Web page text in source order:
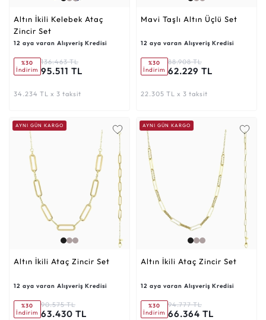
Altın İkili Kelebek Ataç
Zincir Set
12 aya varan Alışveriş Kredisi
%30
İndirim
136.463 TL
95.511 TL
34.234 TL x 3 taksit
Mavi Taşlı Altın Üçlü Set
12 aya varan Alışveriş Kredisi
%30
İndirim
88.908 TL
62.229 TL
22.305 TL x 3 taksit
AYNI GÜN KARGO
Altın İkili Ataç Zincir Set
12 aya varan Alışveriş Kredisi
%30
İndirim
90.575 TL
63.430 TL
AYNI GÜN KARGO
Altın İkili Ataç Zincir Set
12 aya varan Alışveriş Kredisi
%30
İndirim
94.777 TL
66.364 TL